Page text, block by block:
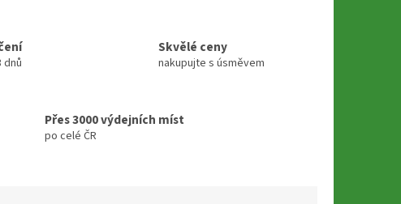
dnů
Skvělé ceny
nakupujte s úsměvem
Přes 3000 výdejních míst
po celé ČR